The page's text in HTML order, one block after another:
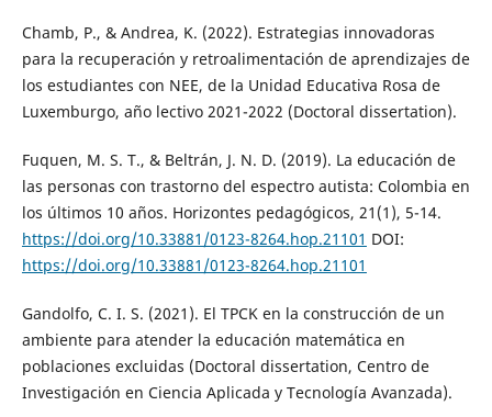
Chamb, P., & Andrea, K. (2022). Estrategias innovadoras
para la recuperación y retroalimentación de aprendizajes de
los estudiantes con NEE, de la Unidad Educativa Rosa de
Luxemburgo, año lectivo 2021-2022 (Doctoral dissertation).
Fuquen, M. S. T., & Beltrán, J. N. D. (2019). La educación de
las personas con trastorno del espectro autista: Colombia en
los últimos 10 años. Horizontes pedagógicos, 21(1), 5-14.
https://doi.org/10.33881/0123-8264.hop.21101 DOI:
https://doi.org/10.33881/0123-8264.hop.21101
Gandolfo, C. I. S. (2021). El TPCK en la construcción de un
ambiente para atender la educación matemática en
poblaciones excluidas (Doctoral dissertation, Centro de
Investigación en Ciencia Aplicada y Tecnología Avanzada).